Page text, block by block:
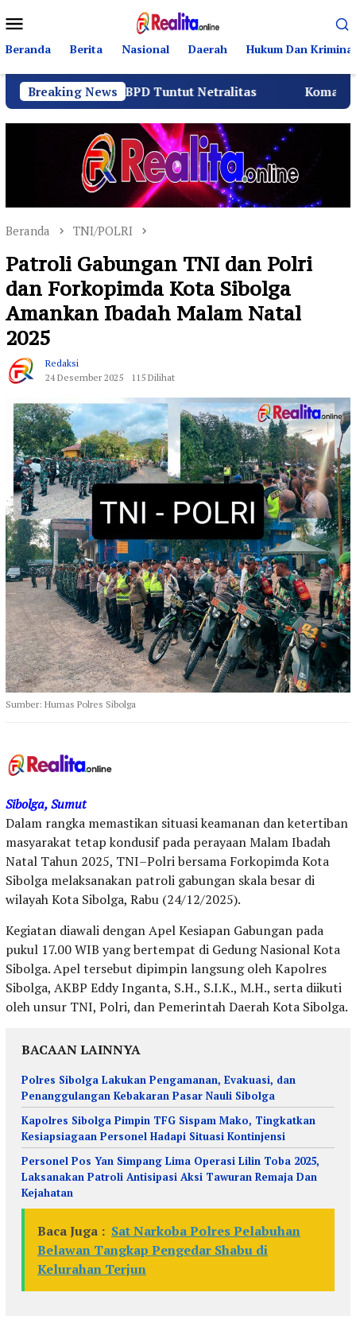
ke
kontenMobile
Beranda Berita Nasional Daerah Hukum Dan Kriminal
Breaking News
dan BPD Tuntut Netralitas Komando Angkatan
Beranda TNI/POLRI
Patroli Gabungan TNI dan Polri
dan Forkopimda Kota Sibolga
Amankan Ibadah Malam Natal
2025
Redaksi
24 Desember 2025
115 Dilihat
Sumber: Humas Polres Sibolga
Sibolga, Sumut
Dalam rangka memastikan situasi keamanan dan ketertiban
masyarakat tetap kondusif pada perayaan Malam Ibadah
Natal Tahun 2025, TNI–Polri bersama Forkopimda Kota
Sibolga melaksanakan patroli gabungan skala besar di
wilayah Kota Sibolga, Rabu (24/12/2025).
Kegiatan diawali dengan Apel Kesiapan Gabungan pada
pukul 17.00 WIB yang bertempat di Gedung Nasional Kota
Sibolga. Apel tersebut dipimpin langsung oleh Kapolres
Sibolga, AKBP Eddy Inganta, S.H., S.I.K., M.H., serta diikuti
oleh unsur TNI, Polri, dan Pemerintah Daerah Kota Sibolga.
BACAAN LAINNYA
Polres Sibolga Lakukan Pengamanan, Evakuasi, dan
Penanggulangan Kebakaran Pasar Nauli Sibolga
Kapolres Sibolga Pimpin TFG Sispam Mako, Tingkatkan
Kesiapsiagaan Personel Hadapi Situasi Kontinjensi
Personel Pos Yan Simpang Lima Operasi Lilin Toba 2025,
Laksanakan Patroli Antisipasi Aksi Tawuran Remaja Dan
Kejahatan
Baca Juga : Sat Narkoba Polres Pelabuhan
Belawan Tangkap Pengedar Shabu di
Kelurahan Terjun